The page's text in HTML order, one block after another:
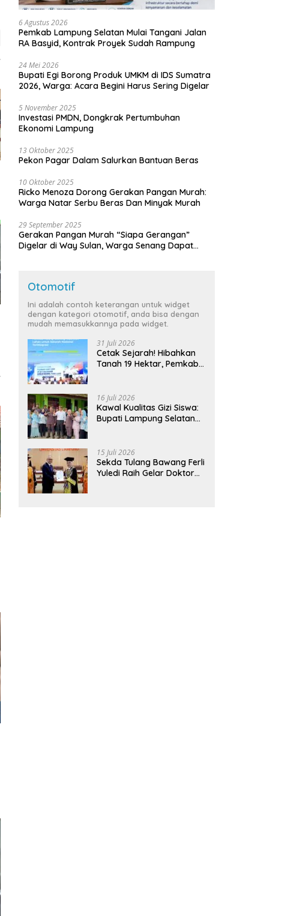
6 Agustus 2026
Pemkab Lampung Selatan Mulai Tangani Jalan
RA Basyid, Kontrak Proyek Sudah Rampung
24 Mei 2026
Bupati Egi Borong Produk UMKM di IDS Sumatra
2026, Warga: Acara Begini Harus Sering Digelar
5 November 2025
Investasi PMDN, Dongkrak Pertumbuhan
Ekonomi Lampung
13 Oktober 2025
Pekon Pagar Dalam Salurkan Bantuan Beras
10 Oktober 2025
Ricko Menoza Dorong Gerakan Pangan Murah:
Warga Natar Serbu Beras Dan Minyak Murah
29 September 2025
Gerakan Pangan Murah “Siapa Gerangan”
Digelar di Way Sulan, Warga Senang Dapat
Otomotif
Ini adalah contoh keterangan untuk widget
dengan kategori otomotif, anda bisa dengan
mudah memasukkannya pada widget.
31 Juli 2026
Cetak Sejarah! Hibahkan
Tanah 19 Hektar, Pemkab
Terintegrasi Pertama di
Lampung
16 Juli 2026
Kawal Kualitas Gizi Siswa:
Bupati Lampung Selatan
Bergizi Gratis di Natar
15 Juli 2026
Sekda Tulang Bawang Ferli
Yuledi Raih Gelar Doktor